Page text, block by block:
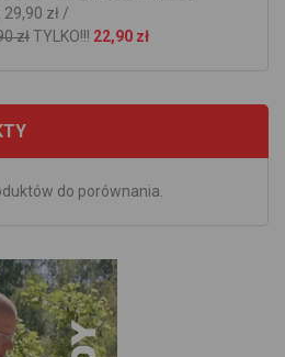
zł /
złTYLKO!!! 22,90 zł
do porównania.